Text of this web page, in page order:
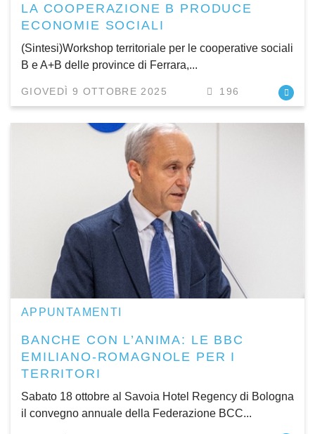
LA COOPERAZIONE B PRODUCE
ECONOMIE SOCIALI
(Sintesi)Workshop territoriale per le cooperative sociali
B e A+B delle province di Ferrara,...
GIOVEDÌ 9 OTTOBRE 2025 196
APPUNTAMENTI
BANCHE CON L’ANIMA: LE BBC
EMILIANO-ROMAGNOLE PER I
TERRITORI
Sabato 18 ottobre al Savoia Hotel Regency di Bologna
il convegno annuale della Federazione BCC...